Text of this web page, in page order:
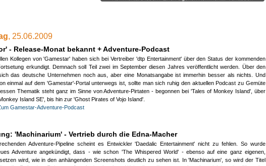
Kommentar erstellen:
folgendes Ergebnis:Wieviel ist 21-1
HINWEIS:
, 25.06.2009
- Release-Monat bekannt + Adventure-Podcast
Kollegen von 'Gamestar' haben sich bei Vertreiber 'dtp Entertainment' über den Status der kommenden
erkundigt. Demnach soll Teil zwei im September diesen Jahres veröffentlicht werden. Über den
das deutsche Unternehmen noch aus, aber eine Monatsangabe ist immerhin besser als nichts. Und
einmal auf dem 'Gamestar'-Portal unterwegs ist, sollte man sich ruhig den aktuellen Podcast zu Gemüte
Thematik steht ganz im Sinne von Adventure-Pirtaten - begonnen bei 'Tales of Monkey Island', über
Island SE', bis hin zur 'Ghost Pirates of Vojo Island'.
Gamestar-Adventure-Podcast
'Machinarium' - Vertrieb durch die Edna-Macher
Adventure-Pipeline scheint es Entwickler 'Daedalic Entertainment' nicht zu fehlen. So wurde
Adventure angekündigt, dass - wie schon 'The Whispered World' - ebenso auf eine ganz eigenen,
wird, wie in den anhängenden Screenshots deutlich zu sehen ist. In 'Machinarium', so wird der Titel